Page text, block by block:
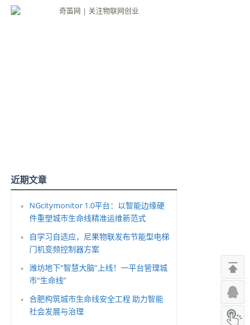
近期文章
NGcitymonitor 1.0平台：以智能边缘硬
件重塑城市生命线精准运维新范式
自学习自适应，尼果物联发布节能型电梯
门机变频控制器方案
潍坊地下“智慧大脑”上线！一平台管理城
市“生命线”
合肥构筑城市生命线安全工程 助力智能
社会发展与治理